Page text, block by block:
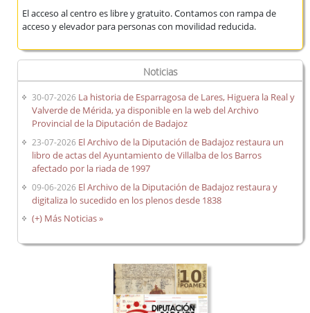
El acceso al centro es libre y gratuito. Contamos con rampa de
acceso y elevador para personas con movilidad reducida.
Noticias
30-07-2026 La historia de Esparragosa de Lares, Higuera la Real y
Valverde de Mérida, ya disponible en la web del Archivo
Provincial de la Diputación de Badajoz
23-07-2026 El Archivo de la Diputación de Badajoz restaura un
libro de actas del Ayuntamiento de Villalba de los Barros
afectado por la riada de 1997
09-06-2026 El Archivo de la Diputación de Badajoz restaura y
digitaliza lo sucedido en los plenos desde 1838
(+) Más Noticias »